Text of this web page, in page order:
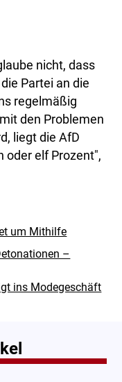
nicht, dass
Partei an die
regelmäßig
den Problemen
liegt die AfD
oder elf Prozent",
um Mithilfe
–
ins Modegeschäft